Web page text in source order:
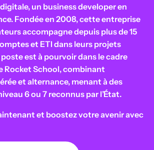
un business developer en
Fondée en 2008, cette entreprise
accompagne depuis plus de 15
et ETI dans leurs projets
est à pourvoir dans le cadre
Rocket School, combinant
et alternance, menant à des
6 ou 7 reconnus par l’État.
et boostez votre avenir avec